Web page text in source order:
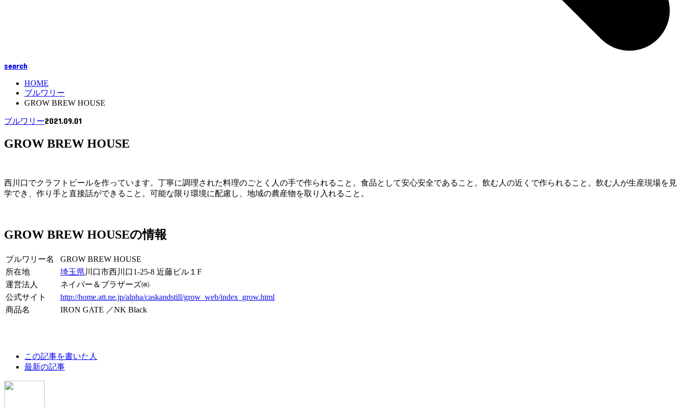
search
HOME
ブルワリー
GROW BREW HOUSE
ブルワリー2021.09.01
GROW BREW HOUSE
西川口でクラフトビールを作っています。丁寧に調理された料理のごとく人の手で作られること。食品として安心安全であること。飲む人の近くで作られること。飲む人が生産現場を見
学でき、作り手と直接話ができること。可能な限り環境に配慮し、地域の農産物を取り入れること。
GROW BREW HOUSEの情報
ブルワリー名
GROW BREW HOUSE
所在地
埼玉県 川口市西川口1-25-8 近藤ビル１F
運営法人
ネイバー＆ブラザーズ㈱
公式サイト
http://home.att.ne.jp/alpha/caskandstill/grow_web/index_grow.html
商品名
IRON GATE ／NK Black
following
tabs
change
この記事を書いた人
最新の記事